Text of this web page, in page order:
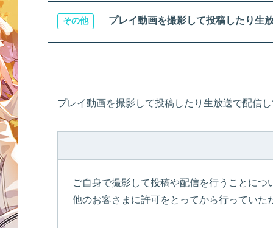
アップ
その他 プレイ動画を撮影して投稿したり生
プレイ動画を撮影して投稿したり生放送で配信
ご自身で撮影して投稿や配信を行うことにつ
他のお客さまに許可をとってから行っていた